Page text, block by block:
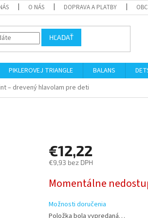
O NÁS DOPRAVA A PLATBY
HĽADAŤ
PIKLEROVEJ TRIANGLE BALANS
– drevený hlavolam pre deti
€12,22
€9,93 bez DPH
cena:
Momentálne
Možnosti doručenia